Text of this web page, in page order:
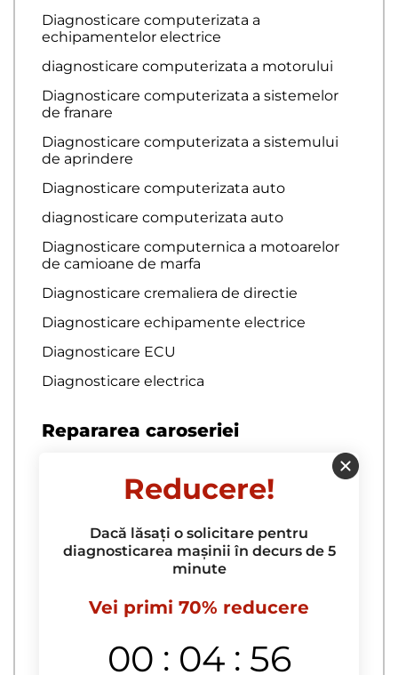
Diagnosticare computerizata a
echipamentelor electrice
diagnosticare computerizata a motorului
Diagnosticare computerizata a sistemelor
de franare
Diagnosticare computerizata a sistemului
de aprindere
Diagnosticare computerizata auto
diagnosticare computerizata auto
Diagnosticare computernica a motoarelor
de camioane de marfa
Diagnosticare cremaliera de directie
Diagnosticare echipamente electrice
Diagnosticare ECU
Diagnosticare electrica
Repararea caroseriei
acoperire auto raptor
Acoperirea masinii cu rapitorul
Antigravii
Antigravita Plenka
Reducere!
Dacă lăsați o solicitare pentru
diagnosticarea mașinii în decurs de 5
minute
Vei primi 70% reducere
00 : 04 : 55